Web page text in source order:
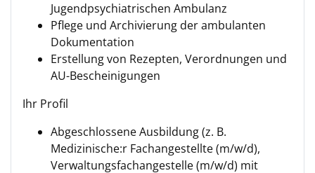
Jugendpsychiatrischen Ambulanz
Pflege und Archivierung der ambulanten
Dokumentation
Erstellung von Rezepten, Verordnungen und
AU-Bescheinigungen
Ihr Profil
Abgeschlossene Ausbildung (z. B.
Medizinische:r Fachangestellte (m/w/d),
Verwaltungsfachangestelle (m/w/d) mit